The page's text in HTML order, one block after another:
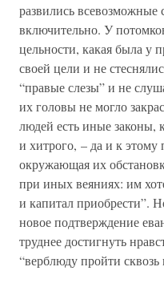
развились всевозможные
включительно. У
цельности, какая была у
своей цели и не
“правые слезы” и не
их головы не могло
людей есть иные законы,
и хитрого, – да и к этому
окружающая их
при иных веяниях: им
и капитал приобрести”.
новое подтверждение
труднее достигнуть
“верблюду пройти